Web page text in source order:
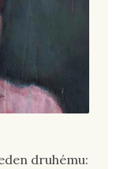
druhému: